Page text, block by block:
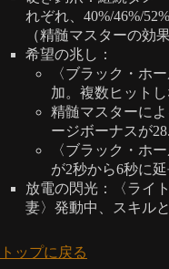
れぞれ、40%/46%/
（精髄マスターの効
希望の兆し：
〈ブラック・ホ
加。複数ヒット
精髄マスターに
ージボーナスが
〈ブラック・ホ
が2秒から6秒に延
放電の閃光：〈ライ
妻〉発動中、スキル
トップに戻る